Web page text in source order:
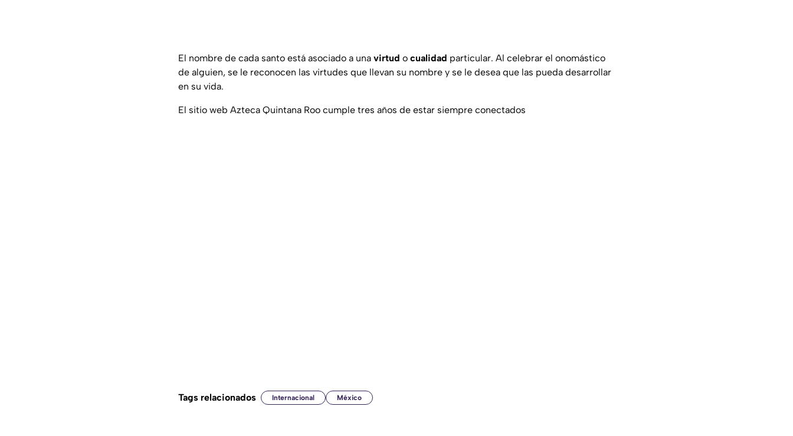
El nombre de cada santo está asociado a una virtud o cualidad particular. Al celebrar el onomástico
de alguien, se le reconocen las virtudes que llevan su nombre y se le desea que las pueda desarrollar
en su vida.
El sitio web Azteca Quintana Roo cumple tres años de estar siempre conectados
Tags relacionados Internacional México